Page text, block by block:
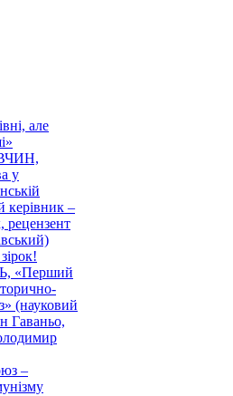
але
у
керівник –
«Перший
(науковий
Гаваньо,
–